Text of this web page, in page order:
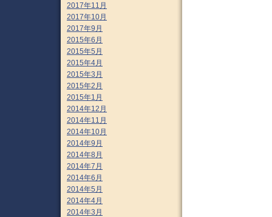
2017年11月
2017年10月
2017年9月
2015年6月
2015年5月
2015年4月
2015年3月
2015年2月
2015年1月
2014年12月
2014年11月
2014年10月
2014年9月
2014年8月
2014年7月
2014年6月
2014年5月
2014年4月
2014年3月